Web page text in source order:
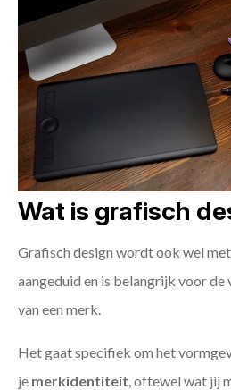
Wat is grafisch
Grafisch design wordt ook wel
aangeduid en is belangrijk voor de
van een merk.
Het gaat specifiek om het
je merkidentiteit , oftewel wat jij